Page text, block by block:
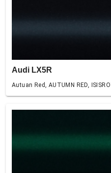
Audi LX5R
Autuan Red, AUTUMN RED,